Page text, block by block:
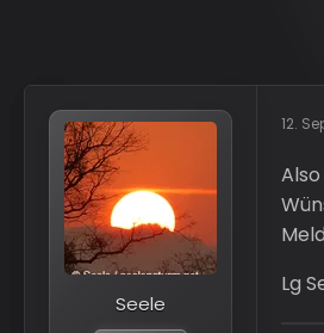
Seele
12.
Lg